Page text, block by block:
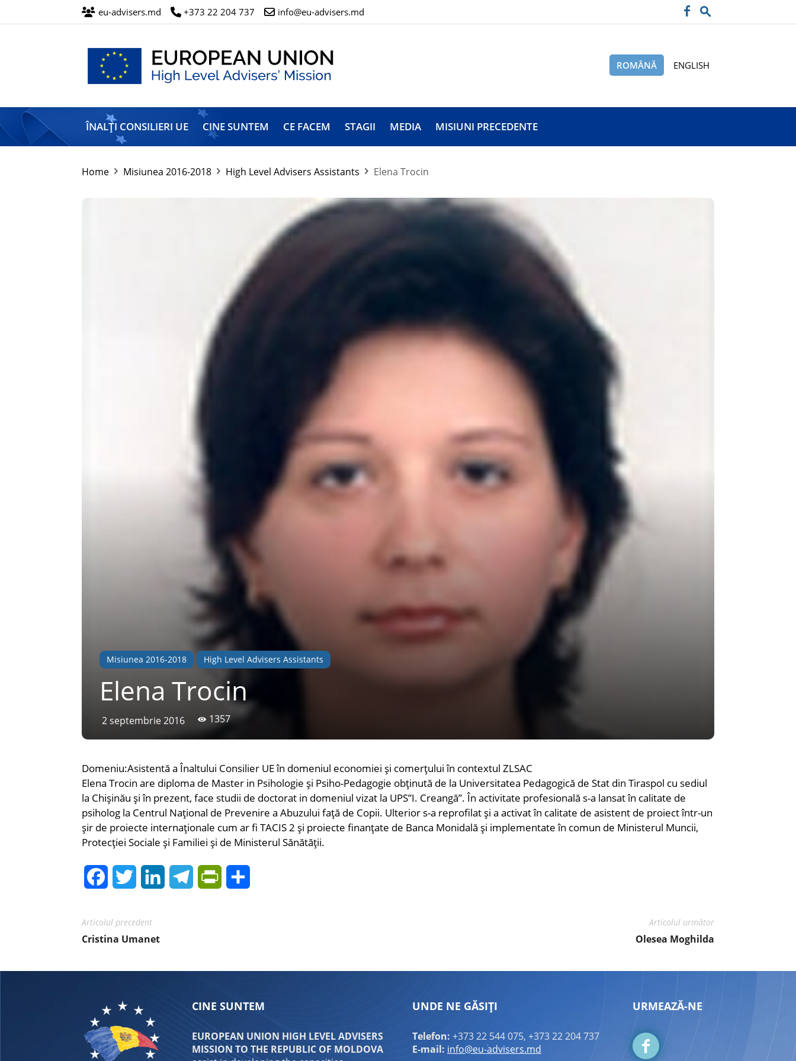
eu-advisers.md +373 22 204 737 info@eu-advisers.md
Misiunea
Înalților
Consilieri
ai
Europene
ROMÂNĂ ENGLISH
ÎNALȚI CONSILIERI UE CINE SUNTEM CE FACEM STAGII MEDIA MISIUNI PRECEDENTE
Home Misiunea 2016-2018 High Level Advisers Assistants Elena Trocin
Misiunea 2016-2018 High Level Advisers Assistants
Elena Trocin
2 septembrie 2016 1357
Domeniu:Asistentă a Înaltului Consilier UE în domeniul economiei și comerțului în contextul ZLSAC
Elena Trocin are diploma de Master in Psihologie și Psiho-Pedagogie obținută de la Universitatea Pedagogică de Stat din Tiraspol cu sediul
la Chișinău și în prezent, face studii de doctorat in domeniul vizat la UPS”I. Creangă”. În activitate profesională s-a lansat în calitate de
psiholog la Centrul Național de Prevenire a Abuzului față de Copii. Ulterior s-a reprofilat și a activat în calitate de asistent de proiect într-un
șir de proiecte internaționale cum ar fi TACIS 2 și proiecte finanțate de Banca Monidală și implementate în comun de Ministerul Muncii,
Protecției Sociale și Familiei și de Ministerul Sănătății.
FacebookTwitter LinkedInTelegramPrintFriendly
Articolul precedent
Cristina Umanet
Articolul următor
Olesea Moghilda
CINE SUNTEM
EUROPEAN UNION HIGH LEVEL ADVISERS
MISSION TO THE REPUBLIC OF MOLDOVA
UNDE NE GĂSIȚI
Telefon: +373 22 544 075, +373 22 204 737
E-mail: info@eu-advisers.md
URMEAZĂ-NE